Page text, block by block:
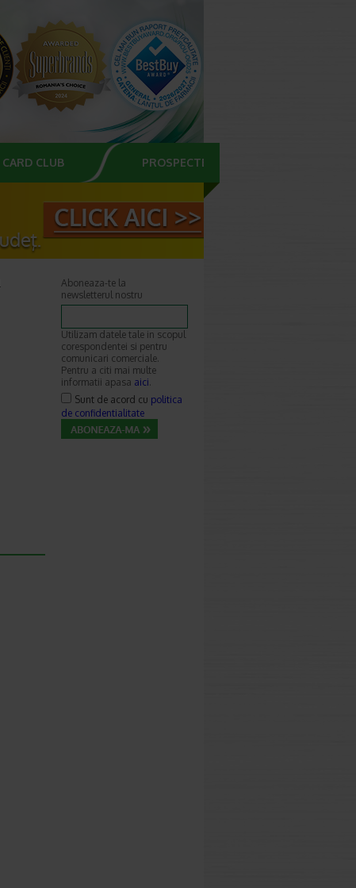
CARD CLUB PROSPECTE
Aboneaza-te la
newsletterul nostru
Utilizam datele tale in scopul
corespondentei si pentru
comunicari comerciale.
Pentru a citi mai multe
informatii apasa aici.
Sunt de acord cu politica
de confidentialitate